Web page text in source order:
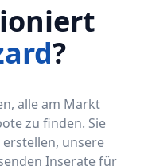
?
alle am Markt
zu finden. Sie
unsere
Inserate für